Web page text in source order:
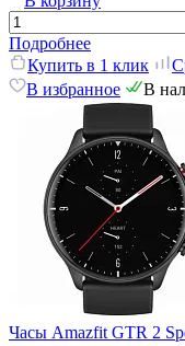
Подробнее
Купить в 1 клик
В избранное
В
Часы Amazfit GTR 2